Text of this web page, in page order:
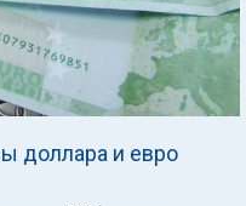
доллара и евро